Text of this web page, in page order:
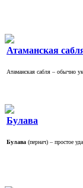
Атаманская
Атаманская сабля – обычно
Булава
Булава (пернач) – простое